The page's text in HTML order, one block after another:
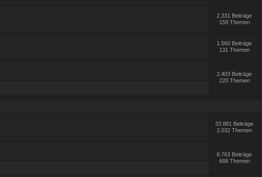
2.331 Beiträge
159 Themen
1.560 Beiträge
131 Themen
2.403 Beiträge
220 Themen
33.881 Beiträge
2.032 Themen
8.763 Beiträge
668 Themen